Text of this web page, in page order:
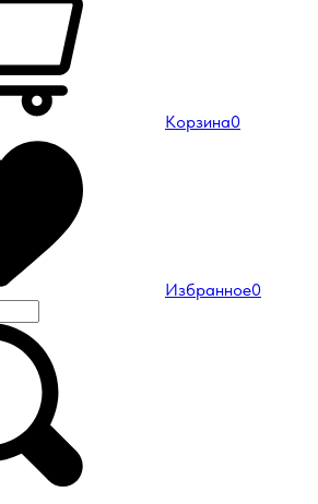
Корзина0
Избранное0